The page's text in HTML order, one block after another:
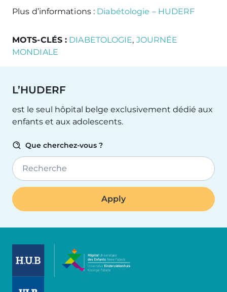
Plus d’informations : Diabétologie – HUDERF
MOTS-CLÉS : DIABETOLOGIE, JOURNÉE
MONDIALE
L’HUDERF
est le seul hôpital belge exclusivement dédié aux
enfants et aux adolescents.
Que cherchez-vous ?
Recherche